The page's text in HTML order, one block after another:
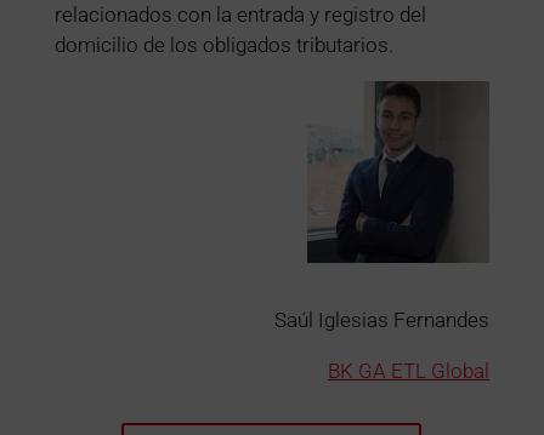
relacionados con la entrada y registro del
domicilio de los obligados tributarios.
Saúl Iglesias Fernandes
BK GA ETL Global